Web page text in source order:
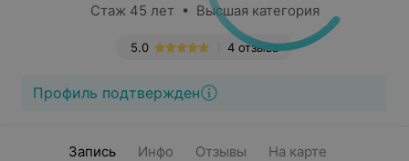
Стаж 45 лет • Высшая категория
4 отзыва
5.0
Профиль подтвержден
Запись Инфо Отзывы На карте